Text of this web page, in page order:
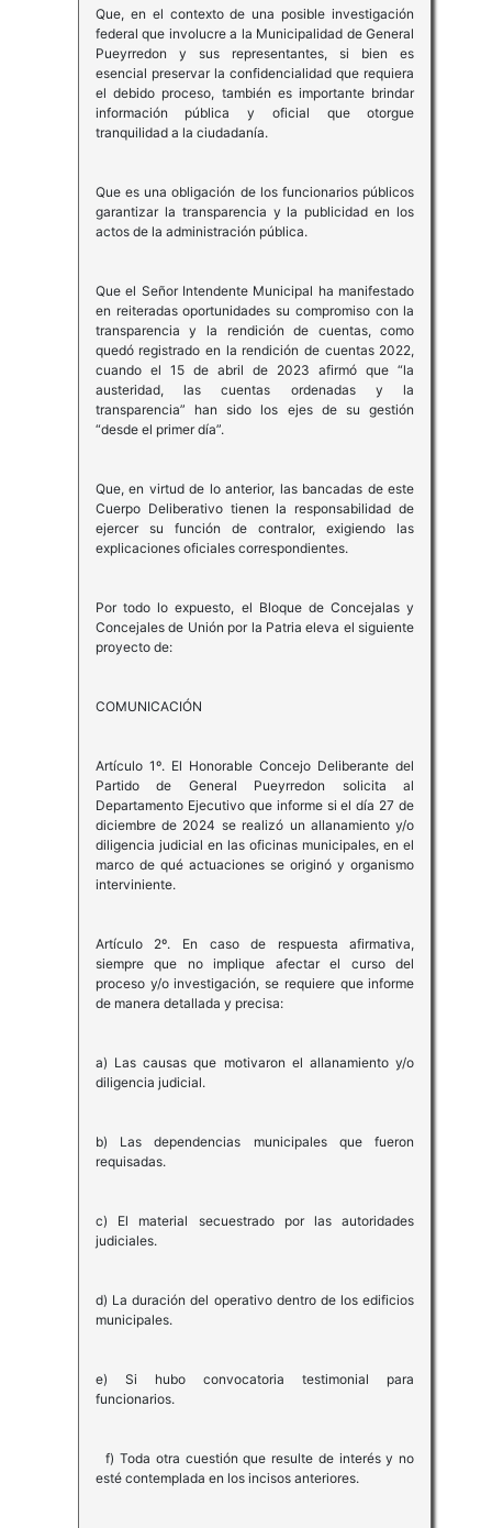
Que, en el contexto de una posible investigación
federal que involucre a la Municipalidad de General
Pueyrredon y sus representantes, si bien es
esencial preservar la confidencialidad que requiera
el debido proceso, también es importante brindar
información pública y oficial que otorgue
tranquilidad a la ciudadanía.
Que es una obligación de los funcionarios públicos
garantizar la transparencia y la publicidad en los
actos de la administración pública.
Que el Señor Intendente Municipal ha manifestado
en reiteradas oportunidades su compromiso con la
transparencia y la rendición de cuentas, como
quedó registrado en la rendición de cuentas 2022,
cuando el 15 de abril de 2023 afirmó que “la
austeridad, las cuentas ordenadas y la
transparencia” han sido los ejes de su gestión
“desde el primer día”.
Que, en virtud de lo anterior, las bancadas de este
Cuerpo Deliberativo tienen la responsabilidad de
ejercer su función de contralor, exigiendo las
explicaciones oficiales correspondientes.
Por todo lo expuesto, el Bloque de Concejalas y
Concejales de Unión por la Patria eleva el siguiente
proyecto de:
COMUNICACIÓN
Artículo 1º. El Honorable Concejo Deliberante del
Partido de General Pueyrredon solicita al
Departamento Ejecutivo que informe si el día 27 de
diciembre de 2024 se realizó un allanamiento y/o
diligencia judicial en las oficinas municipales, en el
marco de qué actuaciones se originó y organismo
interviniente.
Artículo 2º. En caso de respuesta afirmativa,
siempre que no implique afectar el curso del
proceso y/o investigación, se requiere que informe
de manera detallada y precisa:
a) Las causas que motivaron el allanamiento y/o
diligencia judicial.
b) Las dependencias municipales que fueron
requisadas.
c) El material secuestrado por las autoridades
judiciales.
d) La duración del operativo dentro de los edificios
municipales.
e) Si hubo convocatoria testimonial para
funcionarios.
f) Toda otra cuestión que resulte de interés y no
esté contemplada en los incisos anteriores.